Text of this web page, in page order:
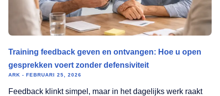
Training feedback geven en ontvangen: Hoe u open
gesprekken voert zonder defensiviteit
ARK FEBRUARI 25, 2026
Feedback klinkt simpel, maar in het dagelijks werk raakt